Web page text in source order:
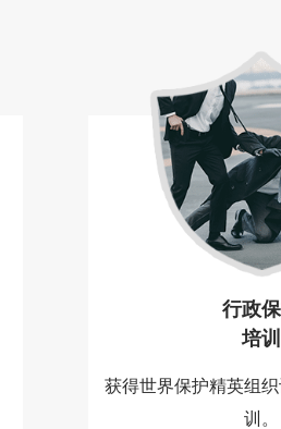
行政
培训
获得世界保护精英组
训。